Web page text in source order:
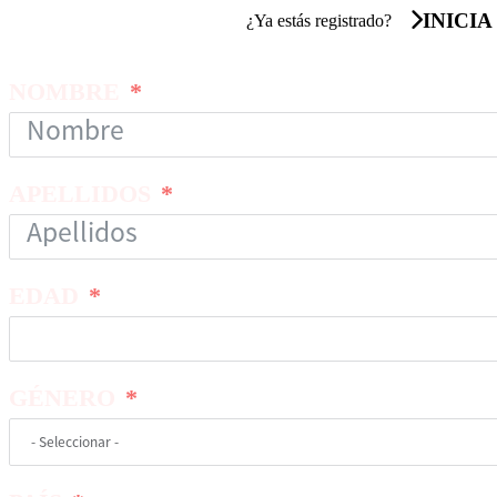
¿Ya estás registrado? INICIA